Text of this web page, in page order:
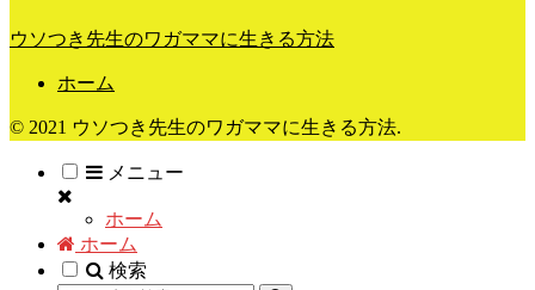
ウソつき先生のワガママに生きる方法
ホーム
© 2021 ウソつき先生のワガママに生きる方法.
メニュー
ホーム
ホーム
検索